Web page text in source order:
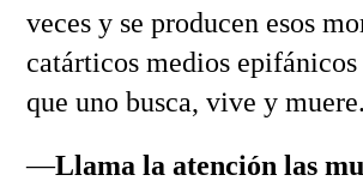
veces y se producen esos
catárticos medios epifánicos
que uno busca, vive y muere.
—Llama la atención las